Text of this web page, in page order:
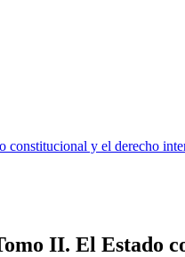
constitucional y el derecho
II. El Estado